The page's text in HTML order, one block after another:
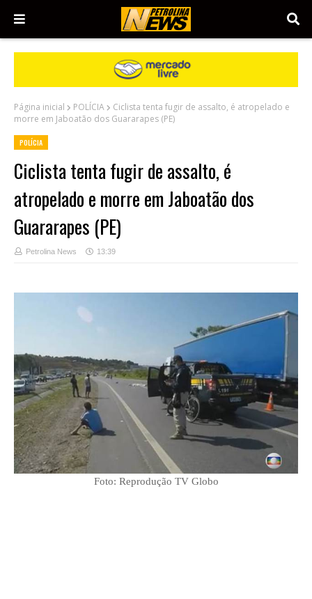
Página inicial POLÍCIA
Ciclista tenta fugir de assalto, é atropelado e
morre em Jaboatão dos Guararapes (PE)
POLÍCIA
Ciclista tenta fugir de assalto, é
atropelado e morre em Jaboatão dos
Guararapes (PE)
Petrolina News 13:39
Foto: Reprodução TV Globo